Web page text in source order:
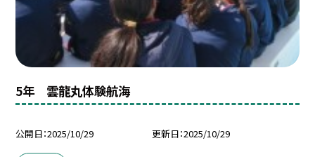
5年 雲龍丸体験航海
公開日 2025/10/29 更新日 2025/10/29